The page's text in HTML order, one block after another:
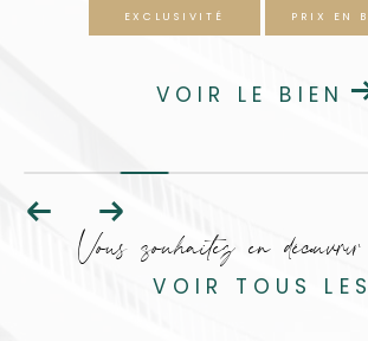
EXCLUSIVITÉ PRIX EN
VOIR LE BIEN
Vous souhaitez en
VOIR TOUS